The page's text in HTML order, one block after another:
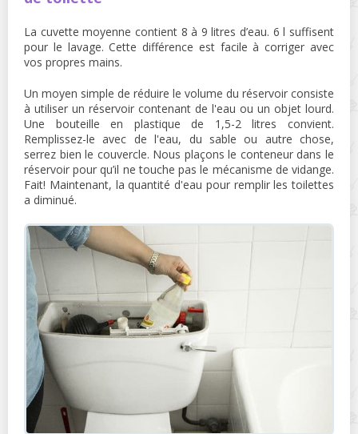
La cuvette moyenne contient 8 à 9 litres d’eau. 6 l suffisent
pour le lavage. Cette différence est facile à corriger avec
vos propres mains.
Un moyen simple de réduire le volume du réservoir consiste
à utiliser un réservoir contenant de l'eau ou un objet lourd.
Une bouteille en plastique de 1,5-2 litres convient.
Remplissez-le avec de l'eau, du sable ou autre chose,
serrez bien le couvercle. Nous plaçons le conteneur dans le
réservoir pour qu’il ne touche pas le mécanisme de vidange.
Fait! Maintenant, la quantité d'eau pour remplir les toilettes
a diminué.